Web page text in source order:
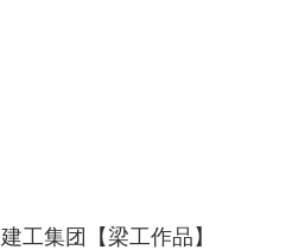
建工集团【梁工作品】